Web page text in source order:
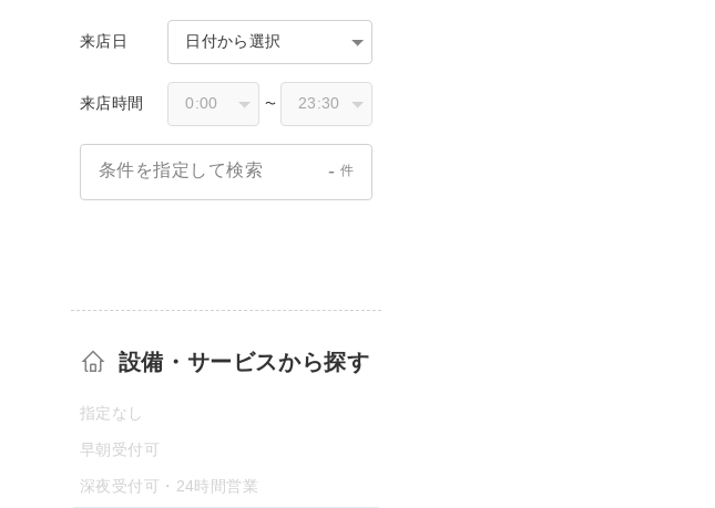
来店日 日付から選択
来店時間 〜
条件を指定して検索 - 件
設備・サービスから探す
指定なし
早朝受付可
深夜受付可・24時間営業